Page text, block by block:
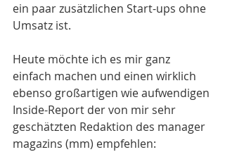
ein paar zusätzlichen Start-ups ohne
Umsatz ist.
Heute möchte ich es mir ganz
einfach machen und einen wirklich
ebenso großartigen wie aufwendigen
Inside-Report der von mir sehr
geschätzten Redaktion des manager
magazins (mm) empfehlen: